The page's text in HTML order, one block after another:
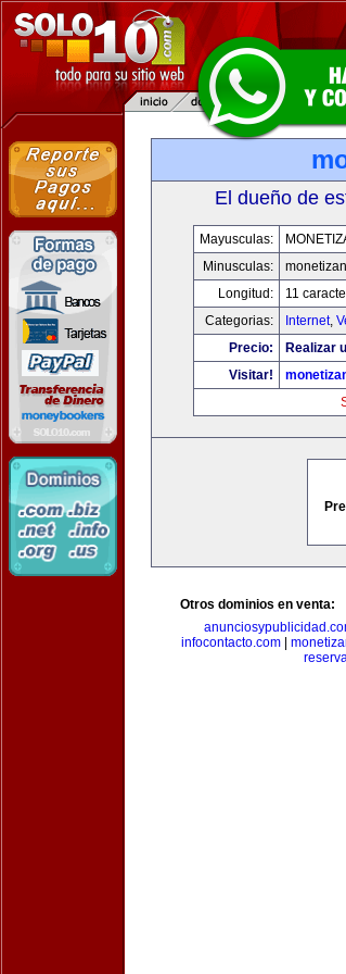
El dueño de
Mayusculas:
Minusculas:
Longitud:
11
Categorias:
Internet,
Precio:
Realizar
Visitar!
Otros dominios en venta:
infocontacto.com